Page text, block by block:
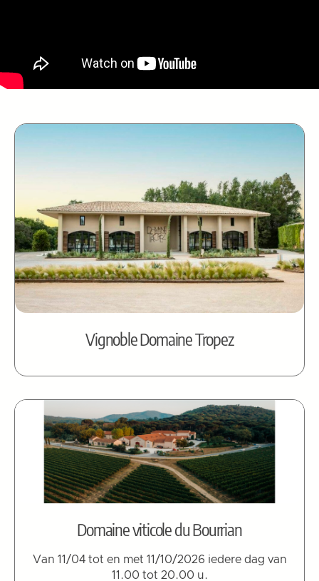
Domaine viticole du Bourrian
Van 11/04 tot en met 11/10/2026 iedere dag van
11.00 tot 20.00 u.
Vignoble Domaine Tropez